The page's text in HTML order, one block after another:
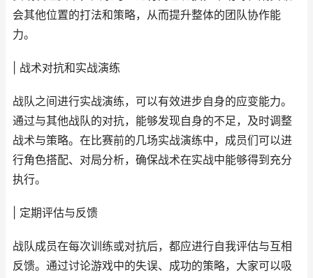
会其他位置的打法和策略，从而提升整体的团队协作能
力。
| 战术对抗和实战演练
战队之间进行实战演练，可以有效进步自身的应变能力。
通过与其他战队的对抗，能够发现自身的不足，及时调整
战术与策略。在比赛前的几场实战演练中，成员们可以进
行角色搭配、对局分析，确保战术在实战中能够得到充分
执行。
| 定期评估与反馈
战队成员在每次训练或对抗后，都应进行自我评估与互相
反馈。通过讨论游戏中的失误、成功的策略，大家可以吸